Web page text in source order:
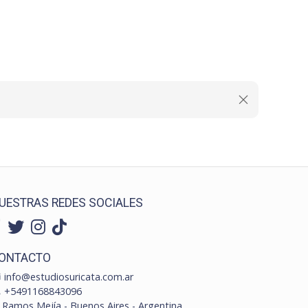
REDES SOCIALES
info@estudiosuricata.com.ar
+5491168843096